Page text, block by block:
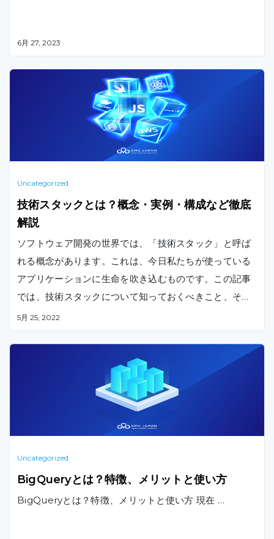
6月 27, 2023
Uncategorized
技術スタックとは？概念・実例・構成など徹底
解説
ソフトウェア開発の世界では、「技術スタック」と呼ば
れる概念があります。これは、今日私たちが使っている
アプリケーションに生命を吹き込むものです。この記事
では、技術スタックについて知っておくべきこと、そし
て技術スタックがアプリケーションのデザイン、機能性
5月 25, 2022
Uncategorized
BigQueryとは？特徴、メリットと使い方
BigQueryとは？特徴、メリットと使い方 現在 …